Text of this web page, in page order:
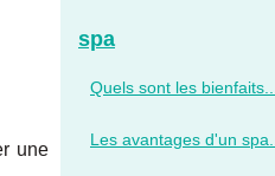
une
spa
Quels sont les bienfaits...
Les avantages d'un spa...